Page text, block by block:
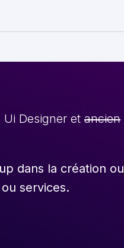
Ui Designer et ancien
dans la création ou
services.